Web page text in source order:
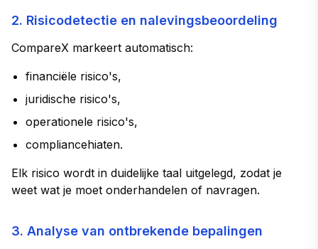
2. Risicodetectie en nalevingsbeoordeling
CompareX markeert automatisch:
financiële risico's,
juridische risico's,
operationele risico's,
compliancehiaten.
Elk risico wordt in duidelijke taal uitgelegd, zodat je
weet wat je moet onderhandelen of navragen.
3. Analyse van ontbrekende bepalingen